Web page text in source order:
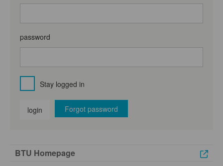
password
Stay logged in
login Forgot password
BTU Homepage